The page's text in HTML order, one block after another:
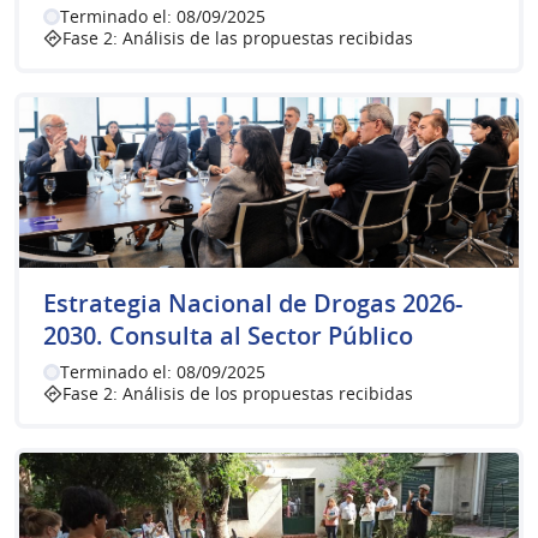
Academia
(Abrir en una pestaña nueva)
, previamente debe solicitar ser incluidos
completando el
formulario
Sociedad civil y trabajadores vinculados al tema
drogas
(Abrir en una pestaña nueva)
.
Sector Público
(Abrir en una pestaña nueva)
.
Más información
Por dudas o consultas puede dirigirse al correo
electrónico:
estrategia.nacional.drogas@presidencia.gub.uy
Terminado el: 08/09/2025
Fase 2: Análisis de las propuestas recibidas
Estrategia Nacional de Drogas 2026-
2030. Consulta al Sector Público
Terminado el: 08/09/2025
Fase 2: Análisis de los propuestas recibidas